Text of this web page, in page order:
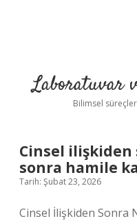
Laboratuvar
Bilimsel
Cinsel ilişkiden
sonra hamile
Tarih: Şubat 23, 2026
Cinsel İlişkiden Sonra